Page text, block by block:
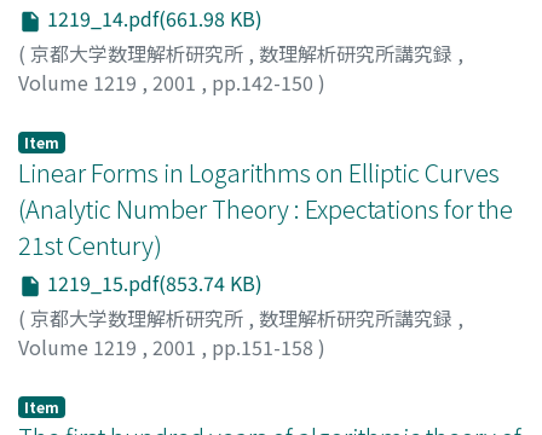
1219_14.pdf(661.98 KB)
( 京都大学数理解析研究所 , 数理解析研究所講究録 ,
Volume 1219 , 2001 , pp.142-150 )
Item
Linear Forms in Logarithms on Elliptic Curves
(Analytic Number Theory : Expectations for the
21st Century)
1219_15.pdf(853.74 KB)
( 京都大学数理解析研究所 , 数理解析研究所講究録 ,
Volume 1219 , 2001 , pp.151-158 )
Item